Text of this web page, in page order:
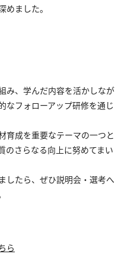
ました。
み、学んだ内容を活かしなが
なフォローアップ研修を通じ
育成を重要なテーマの一つと
のさらなる向上に努めてまい
したら、ぜひ説明会・選考へ
ら